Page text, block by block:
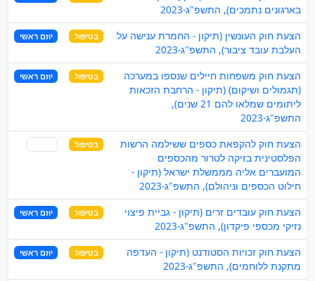
בארגונים נתמכים), התשפ"ג-2023
הצעת חוק העונשין (תיקון - החמרת ענישה על
העלבת עובד ציבור), התשפ''ג-2023
בטיפול יוזם ראשי
הצעת חוק משפחות חיילים שנספו במערכה
(תגמולים ושיקום) (תיקון - הרחבת הזכאות
ליתומים שמלאו להם 21 שנים),
התשפ"ג-2023
בטיפול יוזם ראשי
הצעת חוק להקפאת כספים ששילמה הרשות
הפלסטינית בזיקה לטרור מהכספים
המועברים אליה מממשלת ישראל (תיקון -
חילוט הכספים וניהולם), התשפ"ג-2023
בטיפול
הצעת חוק עובדים זרים (תיקון - גביית פיצוי
נזיקי מכספי פיקדון), התשפ"ג-2023
בטיפול יוזם ראשי
הצעת חוק זכויות הסטודנט (תיקון - העדפה
מתקנת ללוחמים), התשפ"ג-2023
בטיפול יוזם ראשי